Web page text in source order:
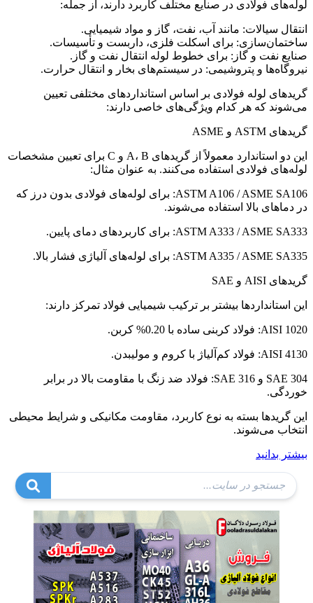
لوله‌های فولادی در صنایع مختلف کاربرد دارند، از جمله:
انتقال سیالات: مانند آب، نفت، گاز و مواد شیمیایی.
ساختمان‌سازی: برای اسکلت فلزی، داربست و تأسیسات.
صنایع نفت و گاز: برای خطوط لوله انتقال نفت و گاز.
نیروگاه‌ها و پتروشیمی: در سیستم‌های بخار و انتقال حرارت.
گریدهای لوله فولادی بر اساس استانداردهای مختلفی تعیین
می‌شوند که هر کدام ویژگی‌های خاصی دارند:
گریدهای ASTM و ASME
این دو استاندارد معمولاً از گریدهای A، B و C برای تعیین مشخصات
لوله‌های فولادی استفاده می‌کنند. به عنوان مثال:
ASTM A106 / ASME SA106: برای لوله‌های فولادی بدون درز که
در دماهای بالا استفاده می‌شوند.
ASTM A333 / ASME SA333: برای کاربردهای دمای پایین.
ASTM A335 / ASME SA335: برای لوله‌های آلیاژی فشار بالا.
گریدهای AISI و SAE
این استانداردها بیشتر بر ترکیب شیمیایی فولاد تمرکز دارند:
AISI 1020: فولاد کربنی ساده با 0.20% کربن.
AISI 4130: فولاد کم‌آلیاژ با کروم و مولیبدن.
SAE 304 و SAE 316: فولاد ضد زنگ با مقاومت بالا در برابر
خوردگی.
این گریدها بسته به نوع کاربرد، مقاومت مکانیکی و شرایط محیطی
انتخاب می‌شوند.
بیشتر بدانید